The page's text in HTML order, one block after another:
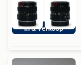
In & Verkoop